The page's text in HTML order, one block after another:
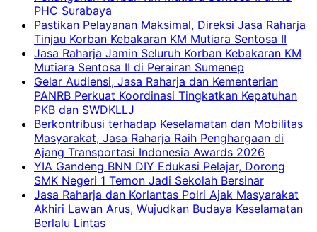
PHC Surabaya
Pastikan Pelayanan Maksimal, Direksi Jasa Raharja
Tinjau Korban Kebakaran KM Mutiara Sentosa II
Jasa Raharja Jamin Seluruh Korban Kebakaran KM
Mutiara Sentosa II di Perairan Sumenep
Gelar Audiensi, Jasa Raharja dan Kementerian
PANRB Perkuat Koordinasi Tingkatkan Kepatuhan
PKB dan SWDKLLJ
Berkontribusi terhadap Keselamatan dan Mobilitas
Masyarakat, Jasa Raharja Raih Penghargaan di
Ajang Transportasi Indonesia Awards 2026
YIA Gandeng BNN DIY Edukasi Pelajar, Dorong
SMK Negeri 1 Temon Jadi Sekolah Bersinar
Jasa Raharja dan Korlantas Polri Ajak Masyarakat
Akhiri Lawan Arus, Wujudkan Budaya Keselamatan
Berlalu Lintas